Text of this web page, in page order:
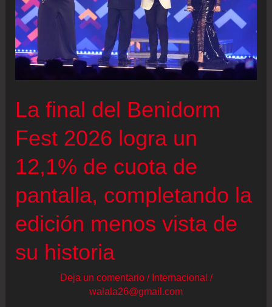
La final del Benidorm
Fest 2026 logra un
12,1% de cuota de
pantalla, completando la
edición menos vista de
su historia
Deja un comentario / Internacional /
walala26@gmail.com